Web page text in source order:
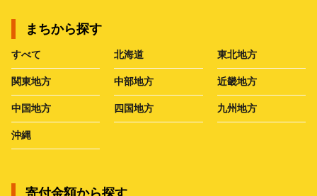
まちから探す
すべて 北海道 東北地方
関東地方 中部地方 近畿地方
中国地方 四国地方 九州地方
沖縄
寄付金額から探す